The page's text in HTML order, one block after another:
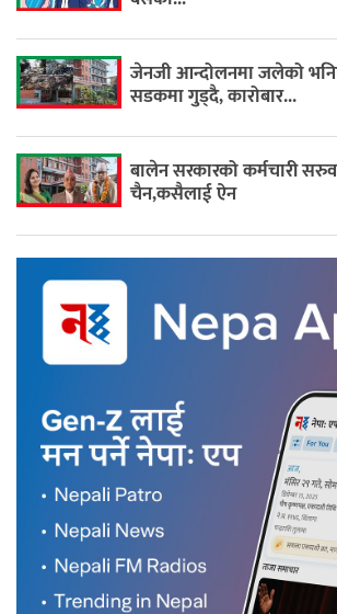
जेनजी आन्दोलनमा जलेको
सडकमा गुड्दै, कारोबार...
बालेन सरकारको कर्मचारी
चैन,कसैलाई ऐन